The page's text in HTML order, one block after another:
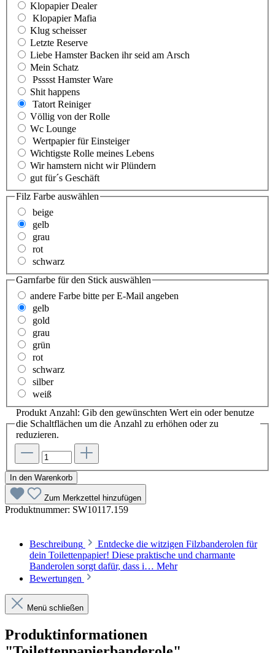
Klopapier Dealer
Klopapier Mafia
Klug scheisser
Letzte Reserve
Liebe Hamster Backen ihr seid am Arsch
Mein Schatz
Psssst Hamster Ware
Shit happens
Tatort Reiniger
Völlig von der Rolle
Wc Lounge
Wertpapier für Einsteiger
Wichtigste Rolle meines Lebens
Wir hamstern nicht wir Plündern
gut für´s Geschäft
Filz Farbe auswählen
beige
gelb
grau
rot
schwarz
Garnfarbe für den Stick auswählen
andere Farbe bitte per E-Mail angeben
gelb
gold
grau
grün
rot
schwarz
silber
weiß
Produkt Anzahl: Gib den gewünschten Wert ein oder benutze
die Schaltflächen um die Anzahl zu erhöhen oder zu
reduzieren.
In den Warenkorb
Zum Merkzettel hinzufügen
Produktnummer: SW10117.159
Beschreibung
Entdecke die witzigen Filzbanderolen für
dein Toilettenpapier! Diese praktische und charmante
Banderolen sorgt dafür, dass i… Mehr
Bewertungen
Menü schließen
Produktinformationen